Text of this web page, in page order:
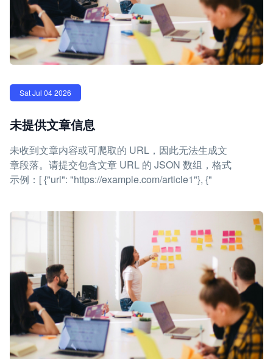
Sat Jul 04 2026
未提供文章信息
未收到文章内容或可爬取的 URL，因此无法生成文
章段落。请提交包含文章 URL 的 JSON 数组，格式
示例：[ {"url": "https://example.com/article1"}, {"